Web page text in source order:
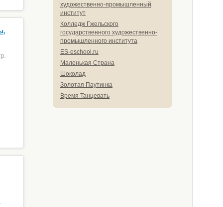
художественно-промышленный
институт
Колледж Гжельского
государственного художественно-
промышленного института
ES-eschool.ru
Маленькая Страна
Шоколад
Золотая Паутинка
Время Танцевать